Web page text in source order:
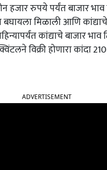
हजार रुपये पर्यंत बाजार
बघायला मिळाली आणि
कांद्याचे बाजार
विक्री होणारा कांदा